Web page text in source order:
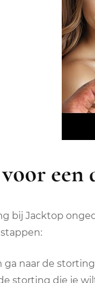
een
bij Jacktop
ga naar de
storting die je